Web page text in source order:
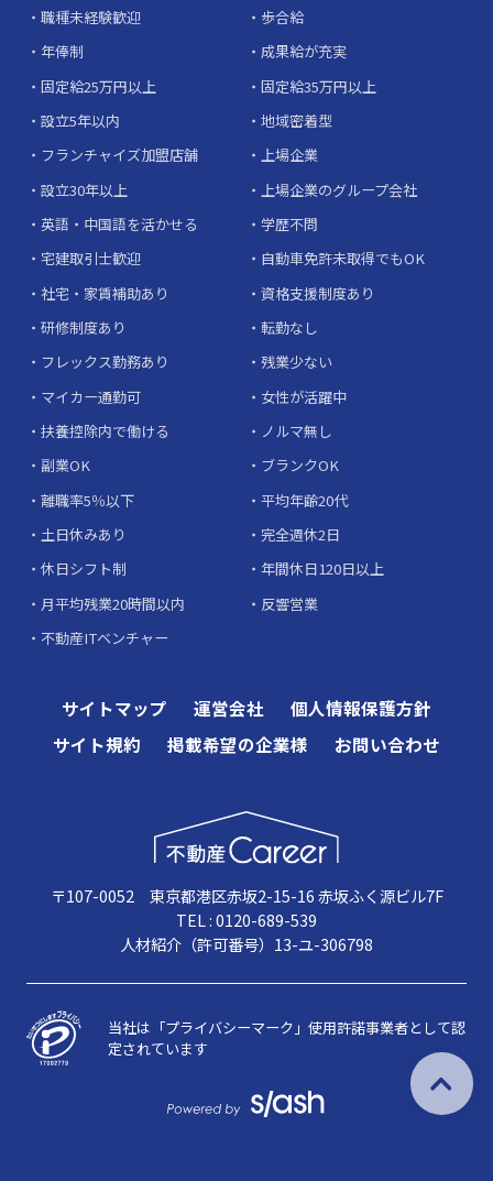
職種未経験歓迎
歩合給
年俸制
成果給が充実
固定給25万円以上
固定給35万円以上
設立5年以内
地域密着型
フランチャイズ加盟店舗
上場企業
設立30年以上
上場企業のグループ会社
英語・中国語を活かせる
学歴不問
宅建取引士歓迎
自動車免許未取得でもOK
社宅・家賃補助あり
資格支援制度あり
研修制度あり
転勤なし
フレックス勤務あり
残業少ない
マイカー通勤可
女性が活躍中
扶養控除内で働ける
ノルマ無し
副業OK
ブランクOK
離職率5％以下
平均年齢20代
土日休みあり
完全週休2日
休日シフト制
年間休日120日以上
月平均残業20時間以内
反響営業
不動産ITベンチャー
サイトマップ 運営会社
個人情報保護方針
サイト規約
掲載希望の企業様 お問い合わせ
〒107-0052 東京都港区赤坂2-15-16 赤坂ふく源ビル7F
TEL : 0120-689-539
人材紹介（許可番号）13-ユ-306798
当社は「プライバシーマーク」使用許諾事業者として認
定されています